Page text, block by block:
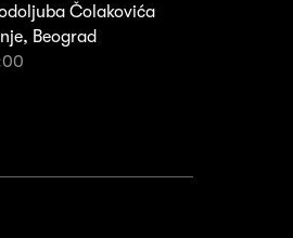
Čolakovića
Beograd